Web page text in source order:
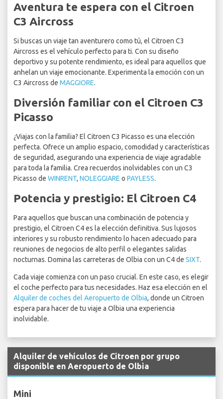
Aventura te espera con el Citroen
C3 Aircross
Si buscas un viaje tan aventurero como tú, el Citroen C3
Aircross es el vehículo perfecto para ti. Con su diseño
deportivo y su potente rendimiento, es ideal para aquellos que
anhelan un viaje emocionante. Experimenta la emoción con un
C3 Aircross de MAGGIORE.
Diversión familiar con el Citroen C3
Picasso
¿Viajas con la familia? El Citroen C3 Picasso es una elección
perfecta. Ofrece un amplio espacio, comodidad y características
de seguridad, asegurando una experiencia de viaje agradable
para toda la familia. Crea recuerdos inolvidables con un C3
Picasso de WINRENT, NOLEGGIARE o PAYLESS.
Potencia y prestigio: El Citroen C4
Para aquellos que buscan una combinación de potencia y
prestigio, el Citroen C4 es la elección definitiva. Sus lujosos
interiores y su robusto rendimiento lo hacen adecuado para
reuniones de negocios de alto perfil o elegantes salidas
nocturnas. Domina las carreteras de Olbia con un C4 de SIXT.
Cada viaje comienza con un paso crucial. En este caso, es elegir
el coche perfecto para tus necesidades. Haz esa elección en el
Alquiler de coches del Aeropuerto de Olbia, donde un Citroen
espera para hacer de tu viaje a Olbia una experiencia
inolvidable.
Alquiler de vehículos de Citroen por grupo
disponible en Aeropuerto de Olbia
Mini